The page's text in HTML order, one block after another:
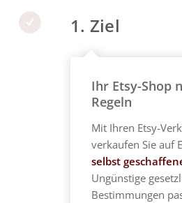
1. Ziel
Ihr Etsy-Shop
Regeln
Mit Ihren Etsy-
verkaufen Sie auf
selbst
Ungünstige
Bestimmungen